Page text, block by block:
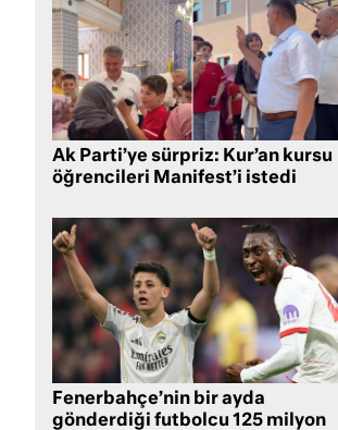
Ak Parti’ye sürpriz: Kur’an kursu
öğrencileri Manifest’i istedi
Fenerbahçe’nin bir ayda
gönderdiği futbolcu 125 milyon